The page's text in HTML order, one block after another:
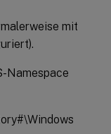
mit
Namespace